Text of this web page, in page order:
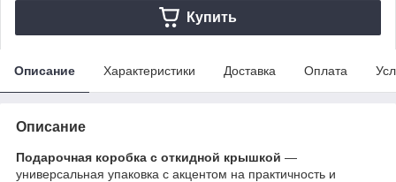
Купить
Описание Характеристики Доставка Оплата
Описание
Подарочная коробка с откидной крышкой —
универсальная упаковка с акцентом на практичность и